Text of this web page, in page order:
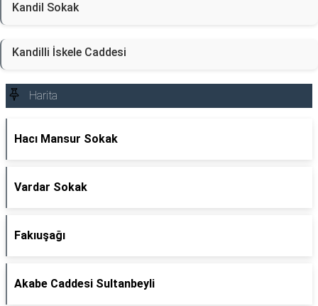
Kandil Sokak
Kandilli İskele Caddesi
Harita
Hacı Mansur Sokak
Vardar Sokak
Fakıuşağı
Akabe Caddesi Sultanbeyli